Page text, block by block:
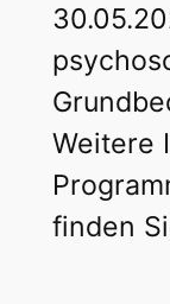
Weitere
finden